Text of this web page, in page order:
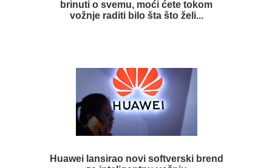
brinuti o svemu, moći ćete tokom
vožnje raditi bilo šta što želi...
Huawei lansirao novi softverski brend